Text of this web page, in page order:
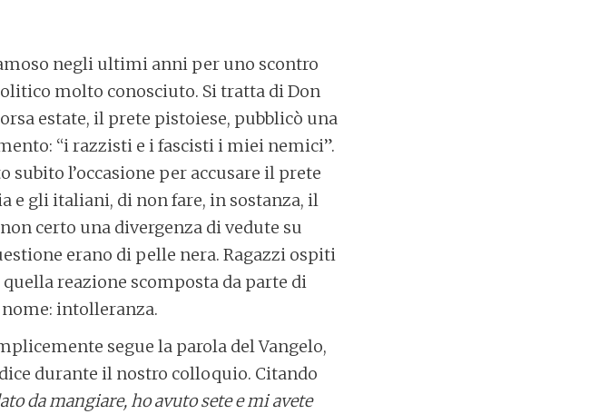
negli ultimi anni per uno scontro
molto conosciuto. Si tratta di Don
estate, il prete pistoiese, pubblicò una
“i razzisti e i fascisti i miei nemici”.
l’occasione per accusare il prete
e gli italiani, di non fare, in sostanza, il
certo una divergenza di vedute su
erano di pelle nera. Ragazzi ospiti
reazione scomposta da parte di
intolleranza.
segue la parola del Vangelo,
durante il nostro colloquio. Citando
da mangiare, ho avuto sete e mi avete